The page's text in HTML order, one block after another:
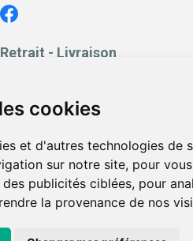
cookies
et d'autres technologies de
sur notre site, pour
publicités ciblées, pour
la provenance de nos
Retrait - Livraison
Livraison à domicile
personnelles Cookies |